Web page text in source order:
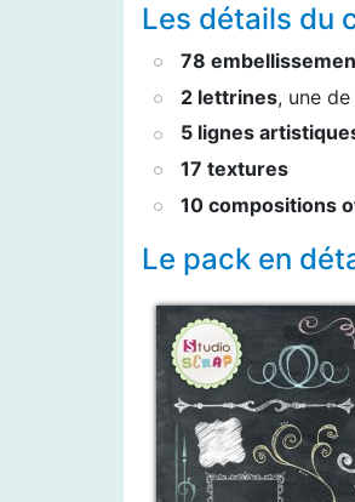
Les détails du
78
2 lettrines, une
5 lignes
17 textures
10 compositions
Le pack en